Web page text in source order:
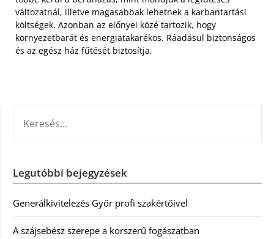
változatnál, illetve magasabbak lehetnek a karbantartási
költségek. Azonban az előnyei közé tartozik, hogy
környezetbarát és energiatakarékos. Ráadásul biztonságos
és az egész ház fűtését biztosítja.
Legutóbbi bejegyzések
Generálkivitelezés Győr profi szakértőivel
A szájsebész szerepe a korszerű fogászatban